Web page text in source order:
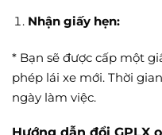
Nhận giấy hẹn:
* Bạn sẽ được cấp một
phép lái xe mới. Thời
ngày làm việc.